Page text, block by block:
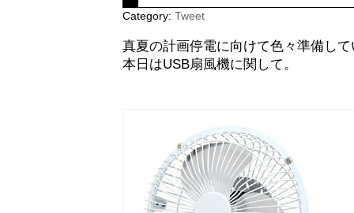
Category: Tweet
真夏の計画停電に向けて色々準備し
本日はUSB扇風機に関して。